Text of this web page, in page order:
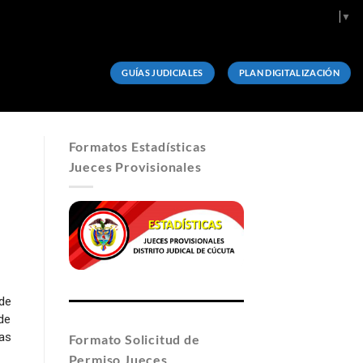
▼
GUÍAS JUDICIALES PLAN DIGITALIZACIÓN
Formatos Estadísticas
Jueces Provisionales
Formato Solicitud de
Permiso Jueces